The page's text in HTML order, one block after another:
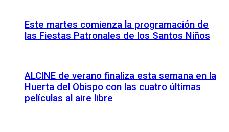
Este martes comienza la programación de
las Fiestas Patronales de los Santos Niños
ALCINE de verano finaliza esta semana en la
Huerta del Obispo con las cuatro últimas
películas al aire libre